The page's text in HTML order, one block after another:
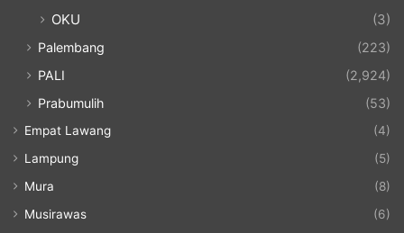
OKU (3)
Palembang
(223)
PALI
(2,924)
Prabumulih
(53)
Empat Lawang
(4)
Lampung
(5)
Mura
(8)
Musirawas
(6)